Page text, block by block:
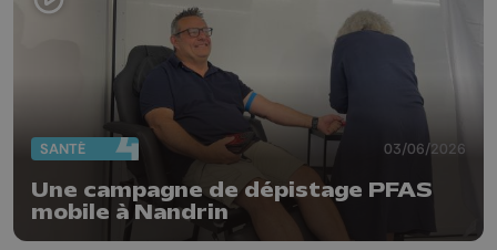
SANTÉ 03/06/2026
Une campagne de dépistage PFAS
mobile à Nandrin